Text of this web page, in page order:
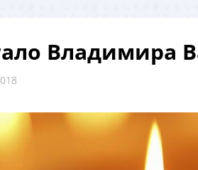
Владимира